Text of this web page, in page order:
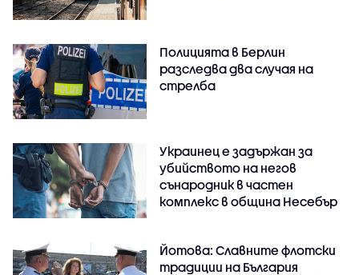
Полицията в Берлин
разследва два случая на
стрелба
Украинец е задържан за
убийството на негов
сънародник в частен
комплекс в община Несебър
Йотова: Славните флотски
традиции на България